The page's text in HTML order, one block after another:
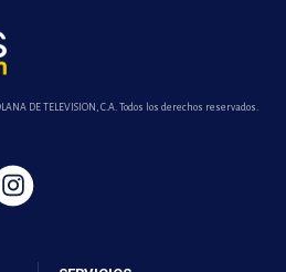
DE TELEVISION, C.A. Todos los derechos reservados.